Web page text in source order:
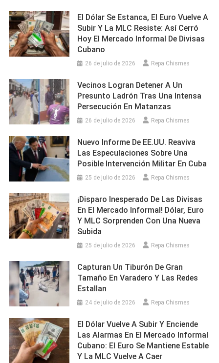
El Dólar Se Estanca, El Euro Vuelve A
Subir Y La MLC Resiste: Así Cerró
Hoy El Mercado Informal De Divisas
Cubano
26 de julio de 2026 Repa Chismes
Vecinos Logran Detener A Un
Presunto Ladrón Tras Una Intensa
Persecución En Matanzas
26 de julio de 2026 Repa Chismes
Nuevo Informe De EE.UU. Reaviva
Las Especulaciones Sobre Una
Posible Intervención Militar En Cuba
25 de julio de 2026 Repa Chismes
¡Disparo Inesperado De Las Divisas
En El Mercado Informal! Dólar, Euro
Y MLC Sorprenden Con Una Nueva
Subida
25 de julio de 2026 Repa Chismes
Capturan Un Tiburón De Gran
Tamaño En Varadero Y Las Redes
Estallan
24 de julio de 2026 Repa Chismes
El Dólar Vuelve A Subir Y Enciende
Las Alarmas En El Mercado Informal
Cubano: El Euro Se Mantiene Estable
Y La MLC Vuelve A Caer